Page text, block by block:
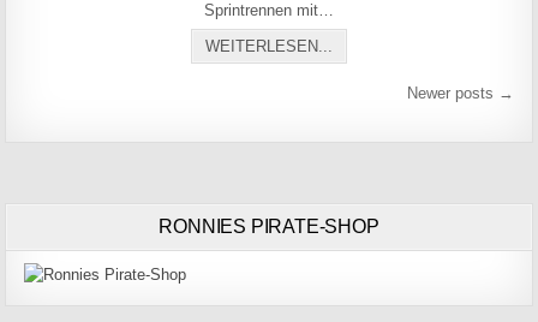
Sprintrennen mit…
WEITERLESEN...
Newer posts →
RONNIES PIRATE-SHOP